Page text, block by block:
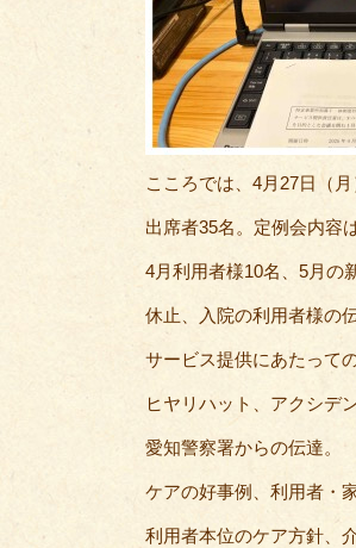
こころでは、4月27日（
出席者35名。定例会内容は
4月利用者様10名、5月の
休止、入院の利用者様の伝
サービス提供にあたって
ヒヤリハット、アクシデ
愛知警察署からの伝達。
ケアの好事例、利用者・
利用者本位のケア方針、